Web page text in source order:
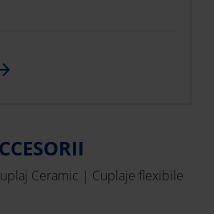
Ceramic | Cuplaje flexibile